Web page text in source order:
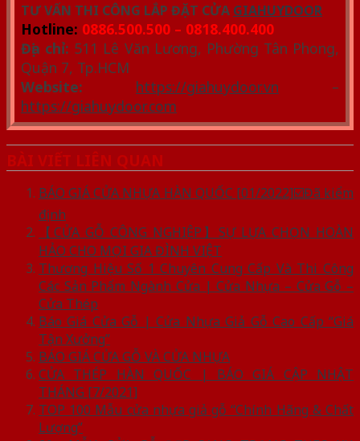
TƯ VẤN THI CÔNG LẮP ĐẶT CỬA GIAHUYDOOR
Hotline: 0886.500.500 – 0818.400.400
Địa chỉ: 511 Lê Văn Lương, Phường Tân Phong,
Quận 7, Tp.HCM
Website:
https://giahuydoor.vn –
https://giahuydoor.com
BÀI VIẾT LIÊN QUAN
BÁO GIÁ CỬA NHỰA HÀN QUỐC [01/2022]☑️Đã kiểm
định
【CỬA GỖ CÔNG NGHIỆP】SỰ LỰA CHỌN HOÀN
HẢO CHO MỌI GIA ĐÌNH VIỆT
Thương Hiệu Số 1 Chuyên Cung Cấp Và Thi Công
Các Sản Phẩm Ngành Cửa | Cửa Nhựa – Cửa Gỗ –
Cửa Thép
Báo Giá Cửa Gỗ | Cửa Nhựa Giả Gỗ Cao Cấp “Giá
Tận Xưởng”
BÁO GIÁ CỬA GỖ VÀ CỬA NHỰA
CỬA THÉP HÀN QUỐC | BÁO GIÁ CẬP NHẬT
THÁNG [7/2021]
TOP 100 Mẫu cửa nhựa giả gỗ “Chính Hãng & Chất
Lượng”